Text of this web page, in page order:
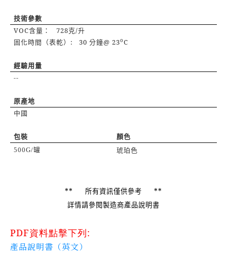
技術參數
VOC含量： 728克/升
固化時間（表乾） : 30分鐘@ 23oC
經驗用量
--
原產地
中國
包裝
顏色
500G/罐 琥珀色
** 所有資訊僅供參考 **
詳情請參閱製造商產品說明書
PDF資料點擊下列:
產品說明書（英文）